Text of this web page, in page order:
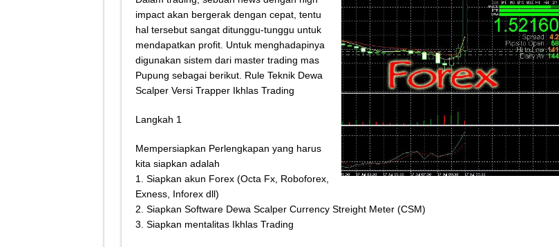
Tips Atasi Motor Bunyi Kletek-Kletek Tanpa Panik Undang Mekanik
Mekanik Pemula? Ini Cara Cerdas Memilih Oli Asli Biar Gak Ketipu
Mekanik Pemula Wajib Tahu Cara Jitu Atasi Rantai Motor Patah
Teknologi Bikin Bisnis Makanan Kamu Makin Cuan! Begini Cara Buka GoFood 2024
impact akan bergerak dengan cepat, tentu
hal tersebut sangat ditunggu-tunggu untuk
mendapatkan profit. Untuk menghadapinya
digunakan sistem dari master trading mas
Pupung sebagai berikut. Rule Teknik Dewa
Scalper Versi Trapper Ikhlas Trading
Langkah 1
Mempersiapkan Perlengkapan yang harus
kita siapkan adalah
1. Siapkan akun Forex (Octa Fx, Roboforex,
Exness, Inforex dll)
2. Siapkan Software Dewa Scalper Currency Streight Meter (CSM)
3. Siapkan mentalitas Ikhlas Trading